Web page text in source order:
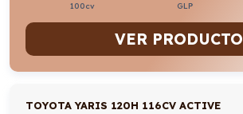
100cv GLP
VER PRODUCTO
TOYOTA YARIS 120H 116CV ACTIVE